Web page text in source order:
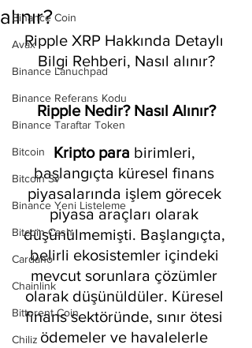
Binance Coin
Avax
Binance Lanuchpad
Binance Referans Kodu
Binance Taraftar Token
Bitcoin
Bitcoin Sv
Binance Yeni Listeleme
Bitcoin Cash
Cardano
Chainlink
Bittorent Coin
Chiliz
alınır?
Ripple XRP Hakkında Detaylı
Bilgi Rehberi, Nasıl alınır?
Ripple Nedir? Nasıl Alınır?
Kripto para birimleri,
başlangıçta küresel finans
piyasalarında işlem görecek
piyasa araçları olarak
düşünülmemişti. Başlangıçta,
belirli ekosistemler içindeki
mevcut sorunlara çözümler
olarak düşünüldüler. Küresel
finans sektöründe, sınır ötesi
ödemeler ve havalelerle